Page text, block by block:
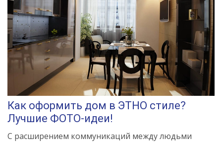
Как оформить дом в ЭТНО стиле?
Лучшие ФОТО-идеи!
С расширением коммуникаций между людьми